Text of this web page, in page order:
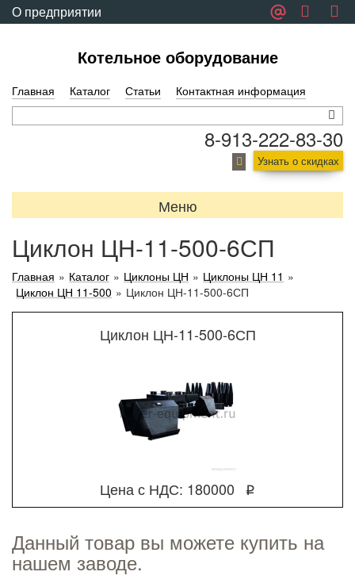
О предприятии
Котельное оборудование
Главная Каталог Статьи Контактная информация
8-913-222-83-30
Узнать о скидках
Меню
Циклон ЦН-11-500-6СП
Главная » Каталог » Циклоны ЦН » Циклоны ЦН 11 »
Циклон ЦН 11-500 » Циклон ЦН-11-500-6СП
Циклон ЦН-11-500-6СП
Цена с НДС: 180000 q
Данный товар вы можете купить на
нашем заводе.